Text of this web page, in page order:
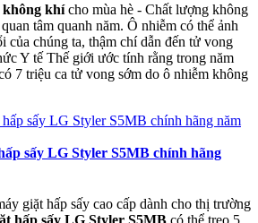
không khícho mùa hè - Chất lượng không
tâm quanh năm. Ô nhiễm có thể ảnh
của chúng ta, thậm chí dẫn đến tử vong
Y tế Thế giới ước tính rằng trong năm
7 triệu ca tử vong sớm do ô nhiễm không
sấy LG Styler S5MB chính hãng
giặt hấp sấy cao cấp dành cho thị trường
hấp sấy LG Styler S5MB có thể treo 5